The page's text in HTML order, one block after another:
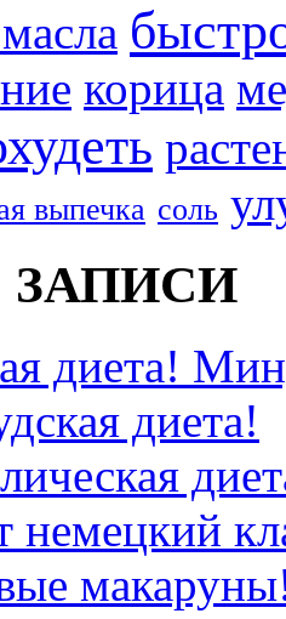
корица
выпечка соль
диета!
диета!
немецкий